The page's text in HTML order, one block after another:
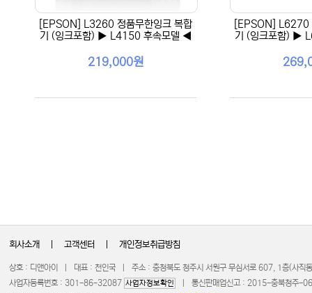
[EPSON] L3260 정품무한잉크 복합
기 (잉크포함) ▶ L4150 후속모델 ◀
219,000원
[EPSON] L6270
기 (잉크포함) ▶
회사소개 고객센터 개인정보취급방침
상호 : 디앤아이 | 대표 : 천인국 | 주소 : 충청북도 청주시 서원구 무심서로 607, 1층(사직
사업자등록번호 : 301-86-32087 사업자정보확인
| 통신판매업신고 : 2015-충북청